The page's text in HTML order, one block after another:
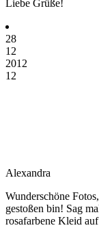
Liebe Grüße!
28
12
2012
12
Alexandra
Wunderschöne
gestoßen bin! Sag
rosafarbene Kleid